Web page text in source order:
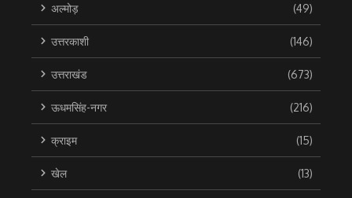
अल्मोड़ (49)
उत्तरकाशी (146)
उत्तराखंड (673)
ऊधमसिंह-नगर (216)
क्राइम (15)
खेल (13)